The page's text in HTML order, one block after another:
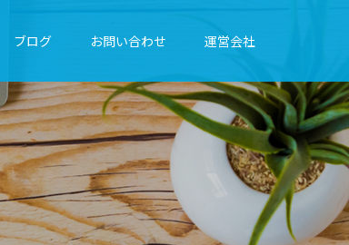
ブログ お問い合わせ 運営会社